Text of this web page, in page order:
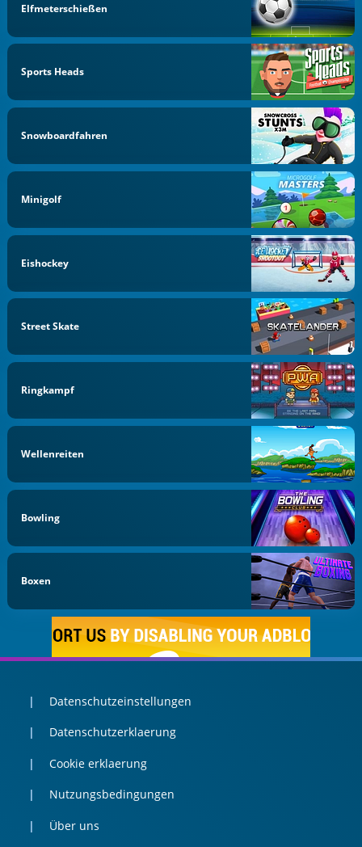
Elfmeterschießen
Sports Heads
Snowboardfahren
Minigolf
Eishockey
Street Skate
Ringkampf
Wellenreiten
Bowling
Boxen
Datenschutzeinstellungen
Datenschutzerklaerung
Cookie erklaerung
Nutzungsbedingungen
Über uns